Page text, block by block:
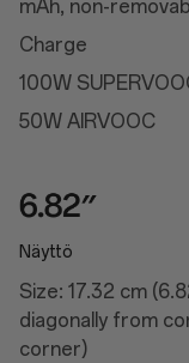
Kirkas HDR-videotila
Näytön värilämpötila
Manuaalinen kirkkaus
Automaattinen kirkkaus
Värinäön parannus
Näytön väritila
Videon värien parannus
Silmäystävällinen tila
Luonnollisten sävyjen
Suorituskyky
Suorituskyky
mAh, non-
Charge
100W
50W AIRVOOC
Näyttö
Size: 17.32 cm
diagonally from
corner)